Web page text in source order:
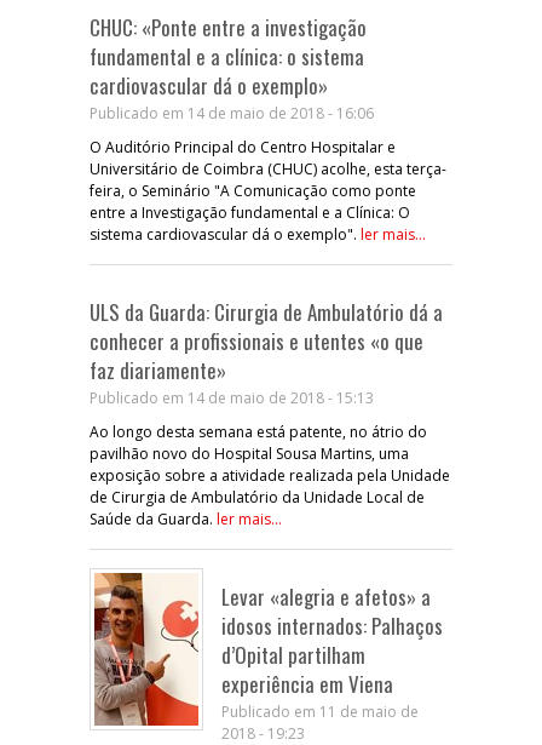
CHUC: «Ponte entre a investigação
fundamental e a clínica: o sistema
cardiovascular dá o exemplo»
Publicado em 14 de maio de 2018 - 16:06
O Auditório Principal do Centro Hospitalar e
Universitário de Coimbra (CHUC) acolhe, esta terça-
feira, o Seminário "A Comunicação como ponte
entre a Investigação fundamental e a Clínica: O
sistema cardiovascular dá o exemplo". ler mais...
ULS da Guarda: Cirurgia de Ambulatório dá a
conhecer a profissionais e utentes «o que
faz diariamente»
Publicado em 14 de maio de 2018 - 15:13
Ao longo desta semana está patente, no átrio do
pavilhão novo do Hospital Sousa Martins, uma
exposição sobre a atividade realizada pela Unidade
de Cirurgia de Ambulatório da Unidade Local de
Saúde da Guarda. ler mais...
Levar «alegria e afetos» a
idosos internados: Palhaços
d’Opital partilham
experiência em Viena
Publicado em 11 de maio de
2018 - 19:23